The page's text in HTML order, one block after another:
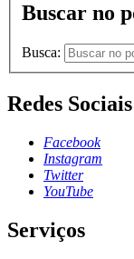
Buscar no
Busca:
Redes Sociais
Facebook
Instagram
Twitter
YouTube
Serviços